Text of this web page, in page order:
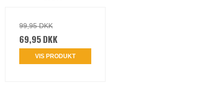
99,95 DKK
69,95 DKK
VIS PRODUKT